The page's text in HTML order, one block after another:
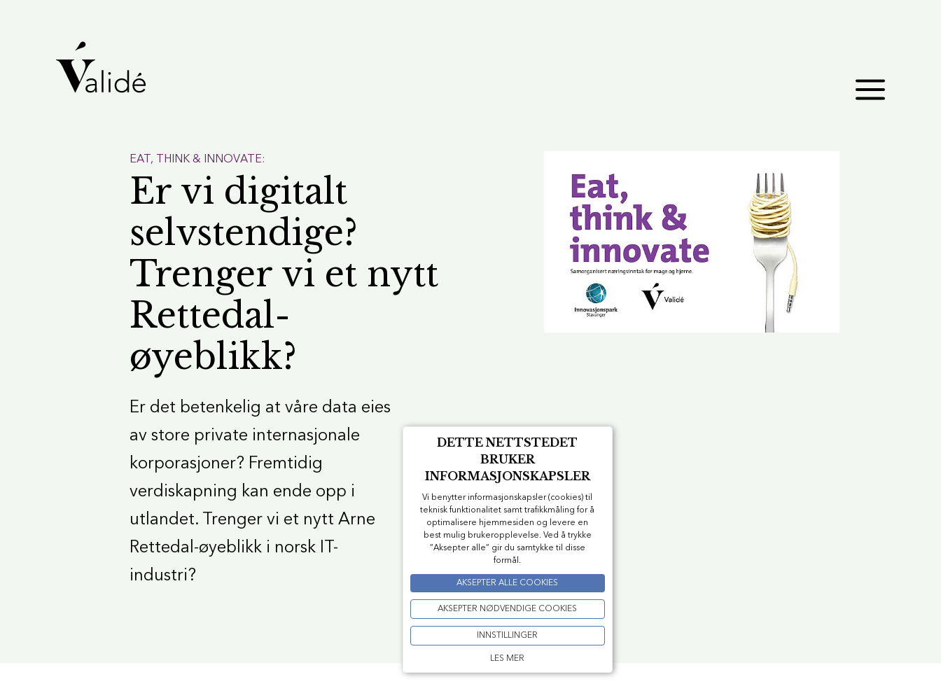
EAT, THINK & INNOVATE:
Er vi digitalt
selvstendige?
Trenger vi et nytt
Rettedal-
øyeblikk?
Er det betenkelig at våre data eies
av store private internasjonale
korporasjoner? Fremtidig
verdiskapning kan ende opp i
utlandet. Trenger vi et nytt Arne
Rettedal-øyeblikk i norsk IT-
industri?
DETTE NETTSTEDET
BRUKER
INFORMASJONSKAPSLER
Vi benytter informasjonskapsler (cookies) til
teknisk funktionalitet samt trafikkmåling for å
optimalisere hjemmesiden og levere en
best mulig brukeropplevelse. Ved å trykke
”Aksepter alle” gir du samtykke til disse
formål.
AKSEPTER ALLE COOKIES
AKSEPTER NØDVENDIGE COOKIES
INNSTILLINGER
LES MER